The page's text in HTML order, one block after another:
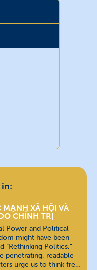
in:
MẠNH XÃ HỘI VÀ
CHÍNH TRỊ
Power and Political
might have been
“Rethinking Politics.”
penetrating, readable
urge us to think fre…